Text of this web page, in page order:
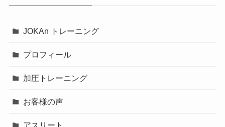
JOKAn トレーニング
プロフィール
加圧トレーニング
お客様の声